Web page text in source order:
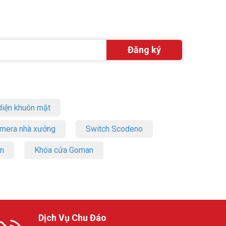
khuôn mặt
nhà xưởng Switch Scodeno
Khóa cửa Goman
Dịch Vụ Chu Đáo